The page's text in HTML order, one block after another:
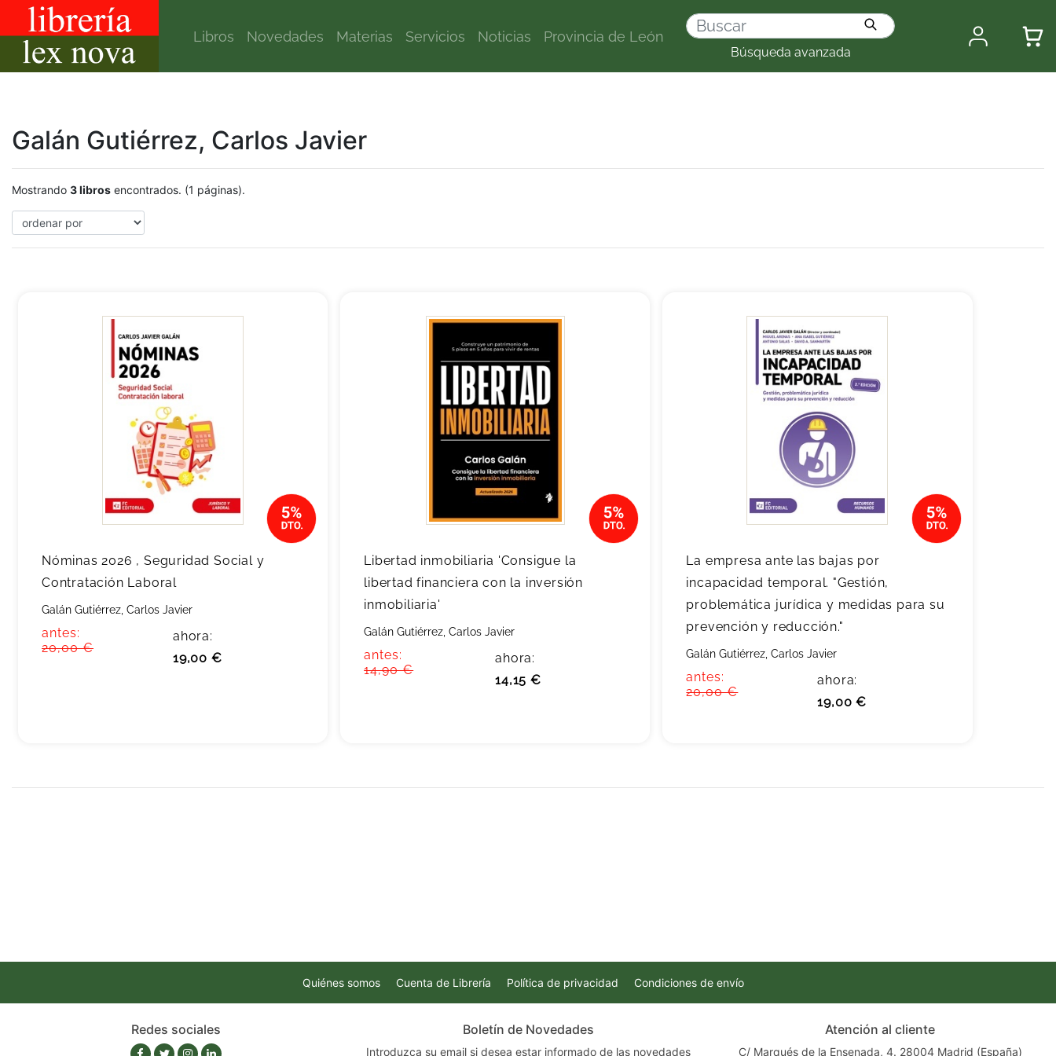
Libros Novedades Materias Servicios Noticias Provincia de León
Búsqueda avanzada
Galán Gutiérrez, Carlos Javier
Mostrando 3 libros encontrados. (1 páginas).
Nóminas 2026 , Seguridad Social y
Contratación Laboral
Galán Gutiérrez, Carlos Javier
antes:
20,00 €
ahora:
19,00 €
Libertad inmobiliaria 'Consigue la
libertad financiera con la inversión
inmobiliaria'
Galán Gutiérrez, Carlos Javier
antes:
14,90 €
ahora:
14,15 €
La empresa ante las bajas por
incapacidad temporal. "Gestión,
problemática jurídica y medidas para su
prevención y reducción."
Galán Gutiérrez, Carlos Javier
antes:
20,00 €
ahora:
19,00 €
Quiénes somos Cuenta de Librería Política de privacidad Condiciones de envío
Redes sociales Boletín de Novedades
Introduzca su email si desea estar informado de las novedades
Atención al cliente
C/ Marqués de la Ensenada, 4. 28004 Madrid (España)